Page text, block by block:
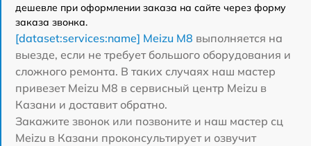
дешевле при оформлении заказа на сайте через форму
заказа звонка.
[dataset:services:name] Meizu M8 выполняется на
выезде, если не требует большого оборудования и
сложного ремонта. В таких случаях наш мастер
привезет Meizu M8 в сервисный центр Meizu в
Казани и доставит обратно.
Закажите звонок или позвоните и наш мастер сц
Meizu в Казани проконсультирует и озвучит